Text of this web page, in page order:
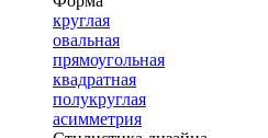
круглая
овальная
прямоугольная
квадратная
полукруглая
асимметрия